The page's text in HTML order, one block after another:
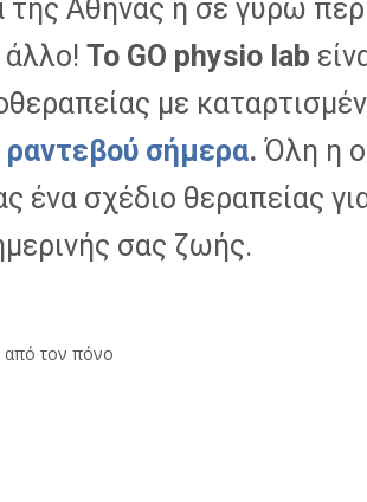
Αθήνας ή σε γύρω
Το GO physio lab
με
σήμερα. Όλη η
ένα σχέδιο θεραπείας
σας ζωής.
από τον πόνο